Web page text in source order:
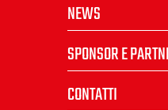
NEWS
SPONSOR E
CONTATTI